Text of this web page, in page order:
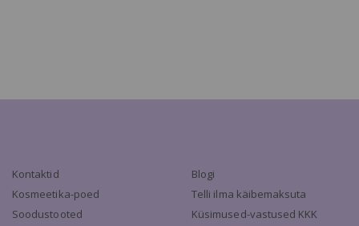
Kontaktid
Kosmeetika-poed
Soodustooted
Blogi
Telli ilma käibemaksuta
Küsimused-vastused KKK